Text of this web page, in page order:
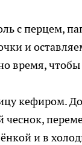
с перцем,
и
время, чтобы
кефиром.
чеснок,
и в